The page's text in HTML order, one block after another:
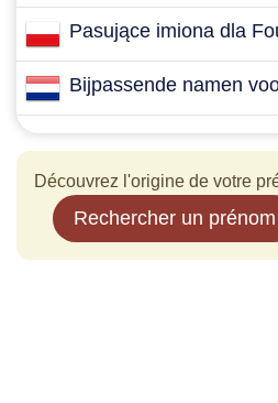
Pasujące imiona dla
Bijpassende namen
Découvrez l'origine de votre
Rechercher un prénom